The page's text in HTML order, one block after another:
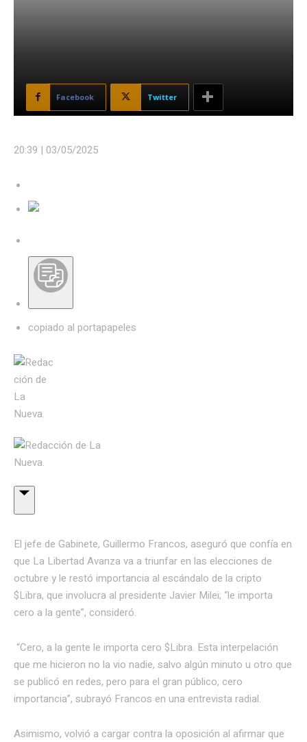
Facebook Twitter
20:39 | 03/05/2025
copiado al portapapeles
El jefe de Gabinete, Guillermo Francos, aseguró que confía en
que La Libertad Avanza va a triunfar en las elecciones de
octubre y le restó importancia al escándalo de la cripto
$Libra, que involucra al presidente Javier Milei; “le importa
cero a la gente”, consideró.
“Cero, a la gente le importa cero $Libra. Esta interpelación
que me hicieron no la vio nadie, salvo algún minuto u otro que
se publicó en redes, pero para el gran público, cero
importancia”, subrayó Francos en una entrevista radial.
Asimismo, volvió a cargar contra la oposición al afirmar que